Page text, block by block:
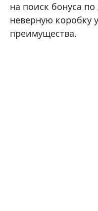
на поиск бонуса
неверную коробку
преимущества.